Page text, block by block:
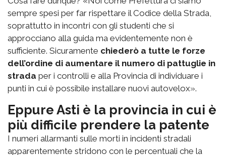
sempre spesi per far rispettare il Codice della Strada,
soprattutto in incontri con gli studenti che si
approcciano alla guida ma evidentemente non è
sufficiente. Sicuramente chiederò a tutte le forze
dell’ordine di aumentare il numero di pattuglie in
strada per i controlli e alla Provincia di individuare i
punti in cui è possibile installare nuovi autovelox».
Eppure Asti è la provincia in cui è
più difficile prendere la patente
I numeri allarmanti sulle morti in incidenti stradali
apparentemente stridono con le percentuali che la